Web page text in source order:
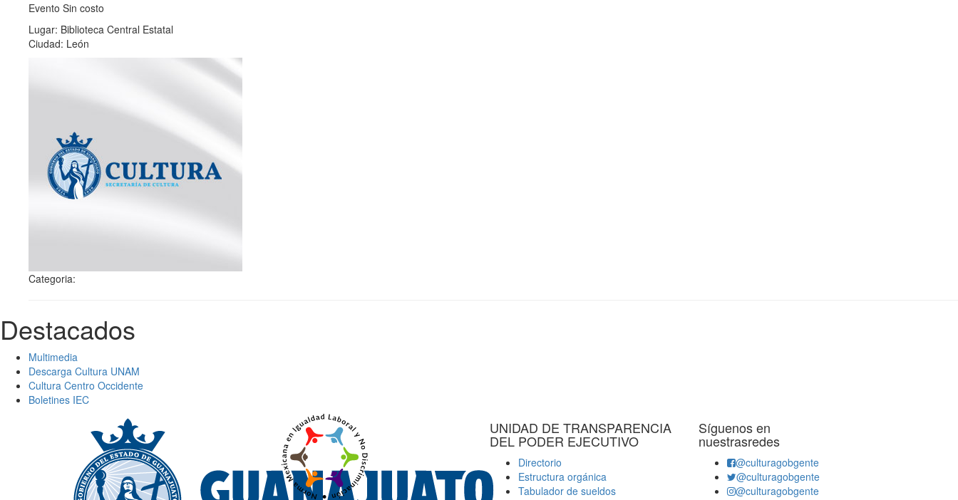
Evento Sin costo
Lugar: Biblioteca Central Estatal
Ciudad: León
Categoria:
Destacados
Multimedia
Descarga Cultura UNAM
Cultura Centro Occidente
Boletines IEC
UNIDAD DE TRANSPARENCIA
DEL PODER EJECUTIVO
Directorio
Estructura orgánica
Tabulador de sueldos
Síguenos en
nuestrasredes
@culturagobgente
@culturagobgente
@culturagobgente